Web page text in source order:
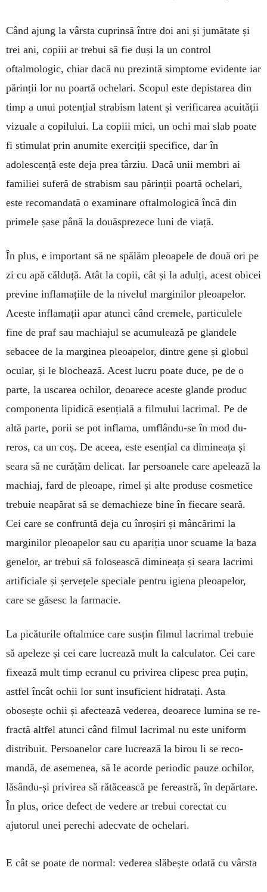
Când ajung la vârsta cuprinsă între doi ani și jumătate și
trei ani, copiii ar trebui să fie duși la un control
oftalmologic, chiar dacă nu prezintă simptome evidente iar
părinții lor nu poartă ochelari. Scopul este depistarea din
timp a unui potențial strabism latent și verificarea acuității
vizuale a copilului. La copiii mici, un ochi mai slab poate
fi stimulat prin anumite exerciții spe­cifice, dar în
adolescență este deja prea târziu. Dacă unii membri ai
familiei suferă de strabism sau părinții poartă ochelari,
este recomandată o examinare of­talmologică încă din
primele șase până la două­sprezece luni de viață.
În plus, e important să ne spălăm pleoapele de două ori pe
zi cu apă călduță. Atât la copii, cât și la adulți, acest obicei
previne inflamațiile de la nivelul marginilor pleoapelor.
Aceste infla­mații apar atunci când cremele, particulele
fine de praf sau machiajul se acumulează pe glan­dele
sebacee de la marginea pleoapelor, dintre gene și glo­bul
ocular, și le blochează. Acest lucru poate duce, pe de o
parte, la uscarea ochi­lor, deoarece aces­te glande produc
componenta lipidică esen­țială a filmului lacrimal. Pe de
altă parte, porii se pot in­flama, umflându-se în mod du­
reros, ca un coș. De aceea, este esențial ca dimi­neața și
seara să ne cu­rățăm delicat. Iar persoanele care apelează la
ma­chiaj, fard de pleoape, rimel și alte produse cosme­tice
trebuie neapărat să se de­machieze bine în fie­care seară.
Cei care se con­fruntă deja cu în­roșiri și mâncărimi la
marginilor pleoapelor sau cu apariția unor scuame la baza
genelor, ar trebui să folosească di­mineața și seara lacrimi
artificiale și șervețele speciale pentru igiena pleoapelor,
care se găsesc la far­macie.
La picăturile oftalmice care susțin filmul la­crimal trebuie
să apeleze și cei care lucrează mult la calculator. Cei care
fixează mult timp ecra­nul cu privirea clipesc prea puțin,
astfel încât ochii lor sunt insuficient hi­dratați. Asta
obosește ochii și afectează vederea, de­oa­rece lumina se re­
fractă altfel atunci când filmul la­crimal nu este uniform
dis­tribuit. Per­soa­nelor care lucrează la birou li se re­co­
mandă, de asemenea, să le acorde periodic pauze ochilor,
lă­sându-și privirea să rătă­cească pe fereastră, în depărtare.
În plus, orice defect de ve­de­re ar trebui corectat cu
ajutorul unei perechi adec­vate de ochelari.
E cât se poate de normal: vederea slăbește odată cu vârsta